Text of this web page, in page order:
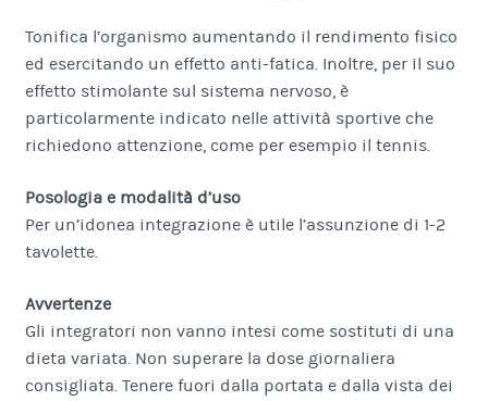
Tonifica l’organismo aumentando il rendimento fisico
ed esercitando un effetto anti-fatica. Inoltre, per il suo
effetto stimolante sul sistema nervoso, è
particolarmente indicato nelle attività sportive che
richiedono attenzione, come per esempio il tennis.
Posologia e modalità d’uso
Per un’idonea integrazione è utile l’assunzione di 1-2
tavolette.
Avvertenze
Gli integratori non vanno intesi come sostituti di una
dieta variata. Non superare la dose giornaliera
consigliata. Tenere fuori dalla portata e dalla vista dei